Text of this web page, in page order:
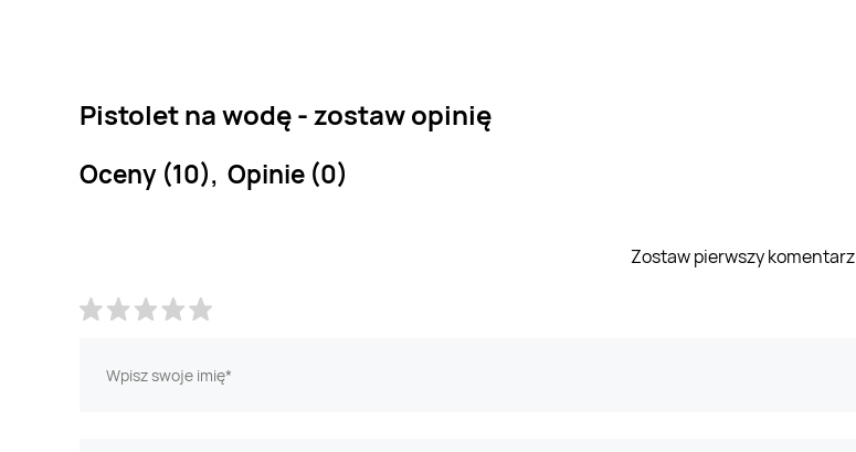
Pistolet na wodę - zostaw opinię
Oceny (10), Opinie (0)
Zostaw pierwszy komentarz